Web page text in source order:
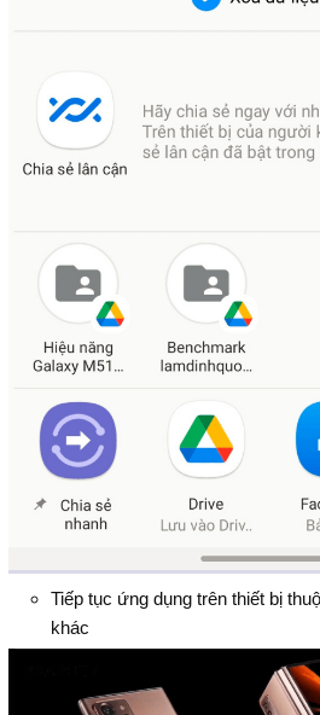
Tiếp tục ứng dụng trên thiết bị
khác